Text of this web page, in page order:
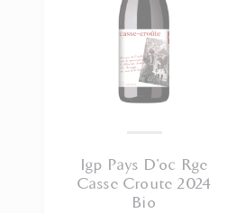
Igp Pays D'oc Rge
Casse Croute 2024
Bio